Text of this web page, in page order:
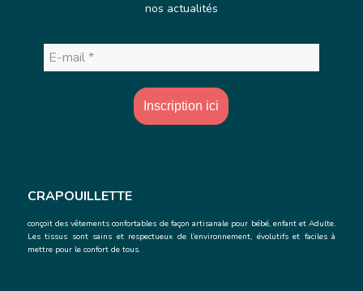
nos actualités
*
CRAPOUILLETTE
conçoit des vêtements confortables de façon artisanale pour bébé, enfant et Adulte.
Les tissus sont sains et respectueux de l’environnement, évolutifs et faciles à
mettre pour le confort de tous.